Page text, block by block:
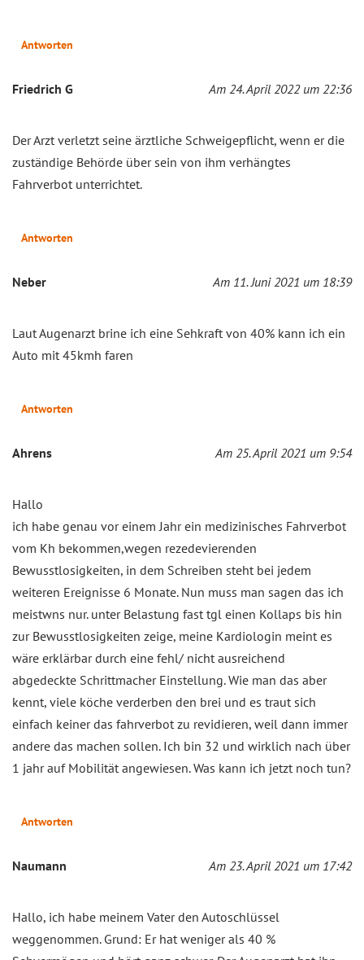
Antworten
Friedrich G Am 24. April 2022 um 22:36
Der Arzt verletzt seine ärztliche Schweigepflicht, wenn er die
zuständige Behörde über sein von ihm verhängtes
Fahrverbot unterrichtet.
Antworten
Neber Am 11. Juni 2021 um 18:39
Laut Augenarzt brine ich eine Sehkraft von 40% kann ich ein
Auto mit 45kmh faren
Antworten
Ahrens Am 25. April 2021 um 9:54
Hallo
ich habe genau vor einem Jahr ein medizinisches Fahrverbot
vom Kh bekommen,wegen rezedevierenden
Bewusstlosigkeiten, in dem Schreiben steht bei jedem
weiteren Ereignisse 6 Monate. Nun muss man sagen das ich
meistwns nur. unter Belastung fast tgl einen Kollaps bis hin
zur Bewusstlosigkeiten zeige, meine Kardiologin meint es
wäre erklärbar durch eine fehl/ nicht ausreichend
abgedeckte Schrittmacher Einstellung. Wie man das aber
kennt, viele köche verderben den brei und es traut sich
einfach keiner das fahrverbot zu revidieren, weil dann immer
andere das machen sollen. Ich bin 32 und wirklich nach über
1 jahr auf Mobilität angewiesen. Was kann ich jetzt noch tun?
Antworten
Naumann Am 23. April 2021 um 17:42
Hallo, ich habe meinem Vater den Autoschlüssel
weggenommen. Grund: Er hat weniger als 40 %